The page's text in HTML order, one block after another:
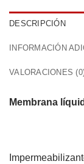
DESCRIPCIÓN
INFORMACIÓN
VALORACIONES
Membrana